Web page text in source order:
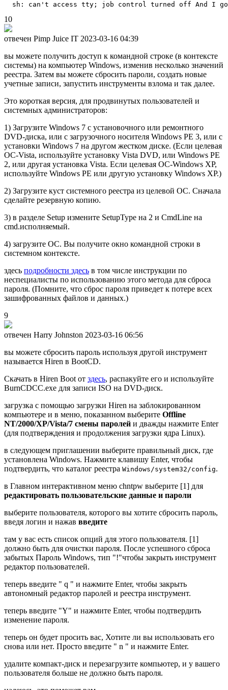
10
отвечен Pimp Juice IT 2023-03-16 04:39
вы можете получить доступ к командной строке (в контексте
системы) на компьютер Windows, изменив несколько значений
реестра. Затем вы можете сбросить пароли, создать новые
учетные записи, запустить инструменты взлома и так далее.
Это короткая версия, для продвинутых пользователей и
системных администраторов:
1) Загрузите Windows 7 с установочного или ремонтного
DVD-диска, или с загрузочного носителя Windows PE 3, или с
установки Windows 7 на другом жестком диске. (Если целевая
ОС-Vista, используйте установку Vista DVD, или Windows PE
2, или другая установка Vista. Если целевая ОС-Windows XP,
используйте Windows PE или другую установку Windows XP.)
2) Загрузите куст системного реестра из целевой ОС. Сначала
сделайте резервную копию.
3) в разделе Setup измените SetupType на 2 и CmdLine на
cmd.исполняемый.
4) загрузите ОС. Вы получите окно командной строки в
системном контексте.
здесь подробности здесь в том числе инструкции по
неспециалисты по использованию этого метода для сброса
пароля. (Помните, что сброс пароля приведет к потере всех
зашифрованных файлов и данных.)
9
отвечен Harry Johnston 2023-03-16 06:56
вы можете сбросить пароль используя другой инструмент
называется Hiren в BootCD.
Скачать в Hiren Boot от здесь, распакуйте его и используйте
BurnCDCC.exe для записи ISO на DVD-диск.
загрузка с помощью загрузки Hiren на заблокированном
компьютере и в меню, показанном выберите Offline
NT/2000/XP/Vista/7 смены паролей и дважды нажмите Enter
(для подтверждения и продолжения загрузки ядра Linux).
в следующем приглашении выберите правильный диск, где
установлена Windows. Нажмите клавишу Enter, чтобы
подтвердить, что каталог реестра Windows/system32/config.
в Главном интерактивном меню chntpw выберите [1] для
редактировать пользовательские данные и пароли
выберите пользователя, которого вы хотите сбросить пароль,
введя логин и нажав введите
там у вас есть список опций для этого пользователя. [1]
должно быть для очистки пароля. После успешного сброса
забытых Пароль Windows, тип "!"чтобы закрыть инструмент
редактор пользователей.
теперь введите " q " и нажмите Enter, чтобы закрыть
автономный редактор паролей и реестра инструмент.
теперь введите "Y" и нажмите Enter, чтобы подтвердить
изменение пароля.
теперь он будет просить вас, Хотите ли вы использовать его
снова или нет. Просто введите " n " и нажмите Enter.
удалите компакт-диск и перезагрузите компьютер, и у вашего
пользователя больше не должно быть пароля.